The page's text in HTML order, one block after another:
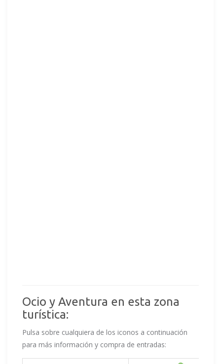
Ocio y Aventura en esta zona
turística:
Pulsa sobre cualquiera de los iconos a continuación
para más información y compra de entradas: